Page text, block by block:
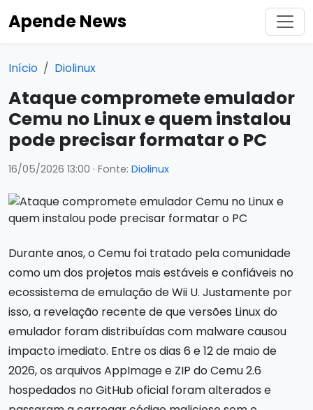
Apende News
Início Diolinux
Ataque compromete emulador
Cemu no Linux e quem instalou
pode precisar formatar o PC
16/05/2026 13:00 · Fonte: Diolinux
Durante anos, o Cemu foi tratado pela comunidade
como um dos projetos mais estáveis e confiáveis no
ecossistema de emulação de Wii U. Justamente por
isso, a revelação recente de que versões Linux do
emulador foram distribuídas com malware causou
impacto imediato. Entre os dias 6 e 12 de maio de
2026, os arquivos AppImage e ZIP do Cemu 2.6
hospedados no GitHub oficial foram alterados e